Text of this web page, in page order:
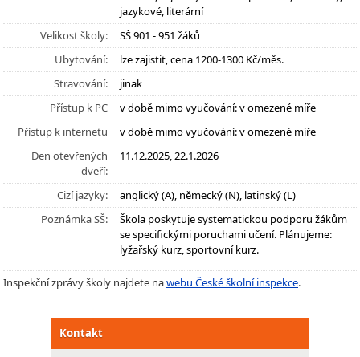
jazykové, literární
Velikost školy:
SŠ 901 - 951 žáků
Ubytování:
lze zajistit, cena 1200-1300 Kč/měs.
Stravování:
jinak
Přístup k PC
v době mimo vyučování: v omezené míře
Přístup k internetu
v době mimo vyučování: v omezené míře
Den otevřených
dveří:
11.12.2025, 22.1.2026
Cizí jazyky:
anglický (A), německý (N), latinský (L)
Poznámka SŠ:
Škola poskytuje systematickou podporu žákům
se specifickými poruchami učení. Plánujeme:
lyžařský kurz, sportovní kurz.
Inspekční zprávy školy najdete nawebu České školní inspekce.
Kontakt